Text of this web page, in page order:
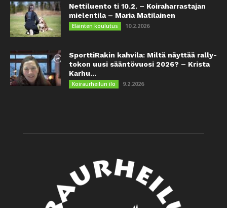
Nettiluento ti 10.2. – Koiraharrastajan
mielentila – Maria Matilainen
Eläinten koulutus 10.2.2026
SporttiRakin kahvila: Miltä näyttää rally-
tokon uusi sääntövuosi 2026? – Krista
Karhu...
Koiraurheilun ilo 9.2.2026